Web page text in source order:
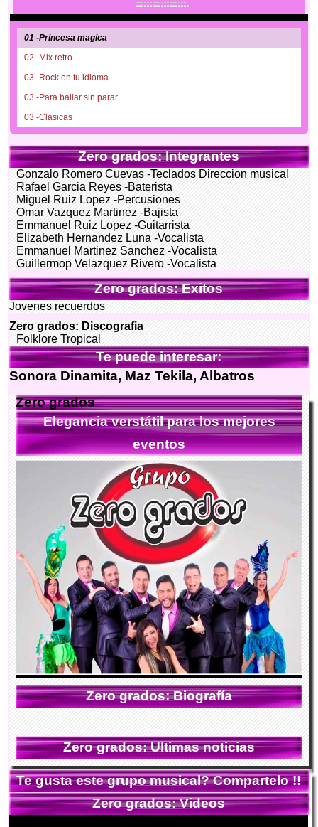
01 -Princesa magica
02 -Mix retro
03 -Rock en tu idioma
03 -Para bailar sin parar
03 -Clasicas
Zero grados: Integrantes
Gonzalo Romero Cuevas -Teclados Direccion musical
Rafael Garcia Reyes -Baterista
Miguel Ruiz Lopez -Percusiones
Omar Vazquez Martinez -Bajista
Emmanuel Ruiz Lopez -Guitarrista
Elizabeth Hernandez Luna -Vocalista
Emmanuel Martinez Sanchez -Vocalista
Guillermop Velazquez Rivero -Vocalista
Zero grados: Exitos
Jovenes recuerdos
Zero grados: Discografia
Folklore Tropical
Te puede interesar:
Sonora Dinamita, Maz Tekila, Albatros
Zero grados
Elegancia verstátil para los mejores
eventos
Zero grados: Biografía
Zero grados: Ultimas noticias
Te gusta este grupo musical? Compartelo !!
Zero grados: Videos